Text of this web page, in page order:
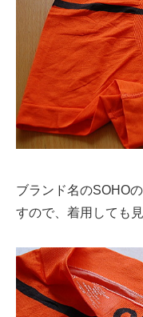
ブランド名のSOHO
すので、着用しても